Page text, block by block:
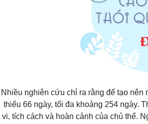
Nhiều nghiên cứu chỉ ra rằng để tạo
thiểu 66 ngày, tối đa khoảng 254 ngày.
vi, tích cách và hoàn cảnh của chủ thể.